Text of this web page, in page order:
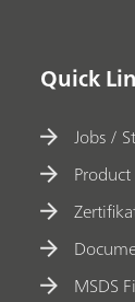
Quick
Jobs /
MSDS